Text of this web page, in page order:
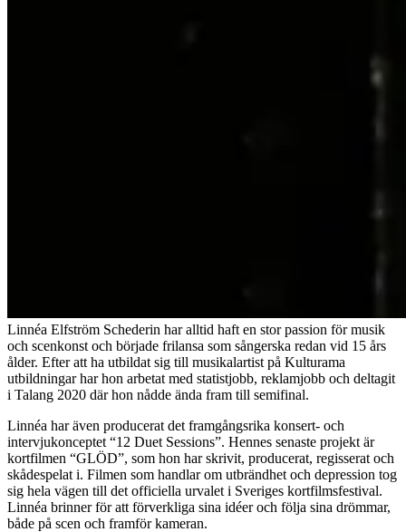
Linnéa Elfström Schederin har alltid haft en stor passion för musik
och scenkonst och började frilansa som sångerska redan vid 15 års
ålder. Efter att ha utbildat sig till musikalartist på Kulturama
utbildningar har hon arbetat med statistjobb, reklamjobb och deltagit
i Talang 2020 där hon nådde ända fram till semifinal.
Linnéa har även producerat det framgångsrika konsert- och
intervjukonceptet “12 Duet Sessions”. Hennes senaste projekt är
kortfilmen “GLÖD”, som hon har skrivit, producerat, regisserat och
skådespelat i. Filmen som handlar om utbrändhet och depression tog
sig hela vägen till det officiella urvalet i Sveriges kortfilmsfestival.
Linnéa brinner för att förverkliga sina idéer och följa sina drömmar,
både på scen och framför kameran.